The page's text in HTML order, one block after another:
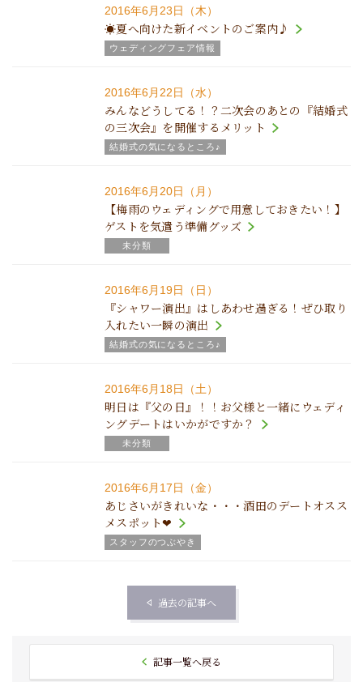
2016年6月23日（木）
☀夏へ向けた新イベントのご案内♪
ウェディングフェア情報
2016年6月22日（水）
みんなどうしてる！？二次会のあとの『結婚式
の三次会』を開催するメリット
結婚式の気になるところ♪
2016年6月20日（月）
【梅雨のウェディングで用意しておきたい！】
ゲストを気遣う準備グッズ
未分類
2016年6月19日（日）
『シャワー演出』はしあわせ過ぎる！ぜひ取り
入れたい一瞬の演出
結婚式の気になるところ♪
2016年6月18日（土）
明日は『父の日』！！お父様と一緒にウェディ
ングデートはいかがですか？
未分類
2016年6月17日（金）
あじさいがきれいな・・・酒田のデートオスス
メスポット❤
スタッフのつぶやき
過去の記事へ
記事一覧へ戻る